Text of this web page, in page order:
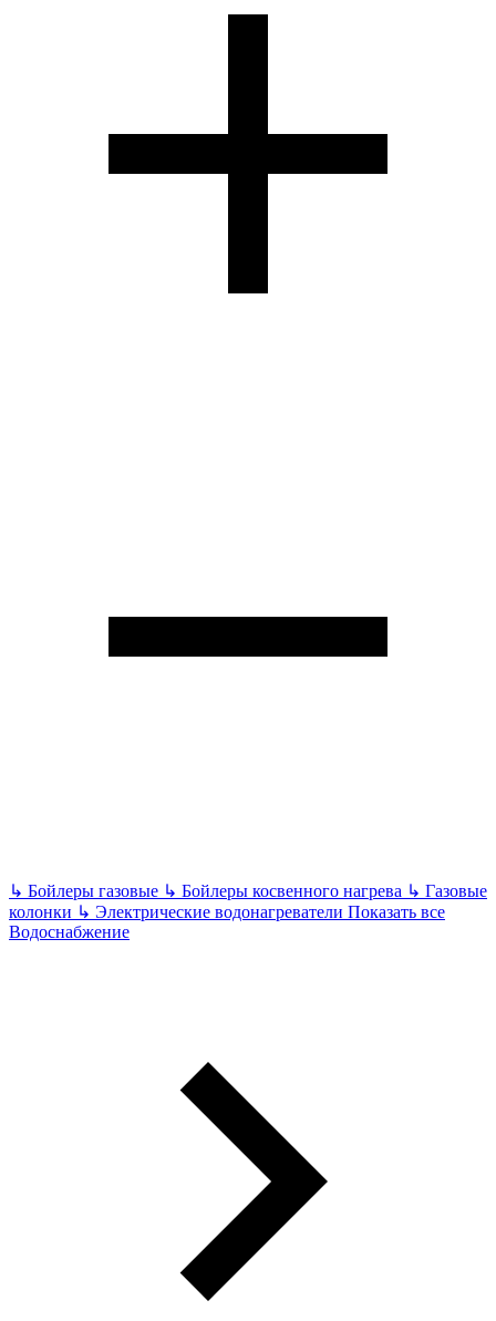
↳ Бойлеры газовые ↳ Бойлеры косвенного нагрева ↳ Газовые
колонки ↳ Электрические водонагреватели Показать все
Водоснабжение